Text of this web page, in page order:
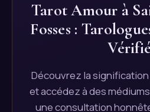
Tarot Amour à
Fosses :
Découvrez la
et accédez à des
une consultation